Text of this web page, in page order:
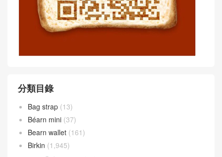
分類目錄
Bag strap (13)
Béarn mini (37)
Bearn wallet (161)
Birkin (1,945)